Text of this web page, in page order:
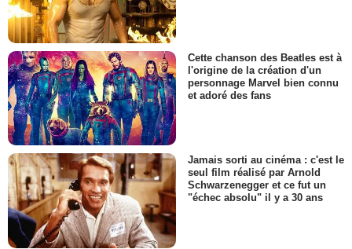
Cette chanson des Beatles est à
l'origine de la création d'un
personnage Marvel bien connu
et adoré des fans
Jamais sorti au cinéma : c'est le
seul film réalisé par Arnold
Schwarzenegger et ce fut un
"échec absolu" il y a 30 ans